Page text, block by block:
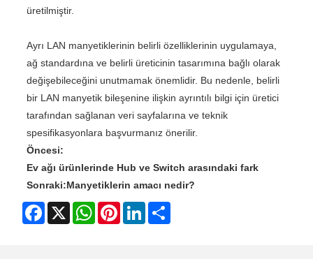
üretilmiştir.
Ayrı LAN manyetiklerinin belirli özelliklerinin uygulamaya,
ağ standardına ve belirli üreticinin tasarımına bağlı olarak
değişebileceğini unutmamak önemlidir. Bu nedenle, belirli
bir LAN manyetik bileşenine ilişkin ayrıntılı bilgi için üretici
tarafından sağlanan veri sayfalarına ve teknik
spesifikasyonlara başvurmanız önerilir.
Öncesi:
Ev ağı ürünlerinde Hub ve Switch arasındaki fark
Sonraki:Manyetiklerin amacı nedir?
Facebook
X WhatsAppPinterestLinkedIn